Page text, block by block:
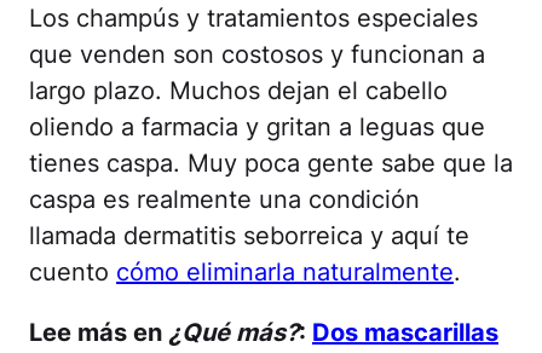
Los champús y tratamientos especiales
que venden son costosos y funcionan a
largo plazo. Muchos dejan el cabello
oliendo a farmacia y gritan a leguas que
tienes caspa. Muy poca gente sabe que la
caspa es realmente una condición
llamada dermatitis seborreica y aquí te
cuento cómo eliminarla naturalmente.
Lee más en ¿Qué más?: Dos mascarillas